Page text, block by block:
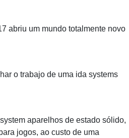
abriu um mundo totalmente novo
o trabajo de uma ida systems
aparelhos de estado sólido,
jogos, ao custo de uma